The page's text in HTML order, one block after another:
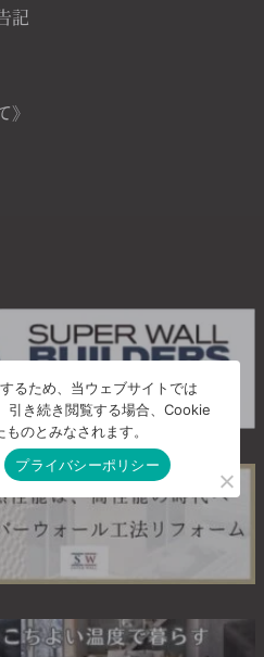
記
》
るため、当ウェブサイトでは
引き続き閲覧する場合、Cookie
のとみなされます。
プライバシーポリシー